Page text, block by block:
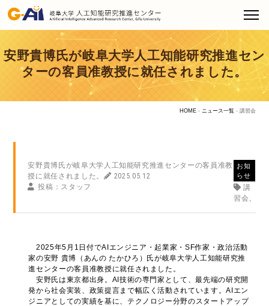
安野貴博氏が岐阜大学人工知能研究推進セン
ターの客員准教授に就任されました。
HOME ニュース一覧 講習会
安野貴博氏が岐阜大学人工知能研究推進センターの客員准教
授に就任されました。
2025.05.12
投稿：スタッフ
お知
らせ
講
習会
2025年5月1日付でAIエンジニア・起業家・SF作家・政治活動
家の安野 貴博（あんの たかひろ）氏が岐阜大学人工知能研究推
進センターの客員准教授に就任されました。
安野氏は東京都出身。AI技術の専門家として、最先端の研究開
発から社会実装、政策提言まで幅広く活動されています。AIエン
ジニアとしての実績を基に、テクノロジー分野のスタートアップ